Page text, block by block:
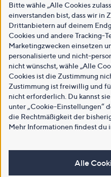
Bitte wähle „Alle Cookies
einverstanden bist, dass wir in
Drittanbietern auf deinem
Cookies und andere Tracking-
Marketingzwecken einsetzen
personalisierte und nicht-
nicht wünschst, wähle „Alle
Cookies ist die Zustimmung
Zustimmung ist freiwillig und
nicht erforderlich. Du kannst
unter „Cookie-Einstellungen“
die Rechtmäßigkeit der
Mehr Informationen findest du
Alle